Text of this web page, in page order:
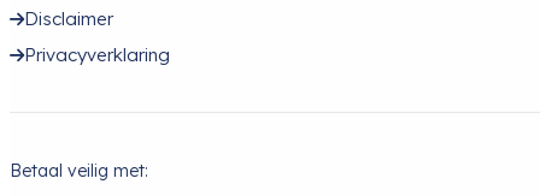
Disclaimer
Privacyverklaring
Betaal veilig met: